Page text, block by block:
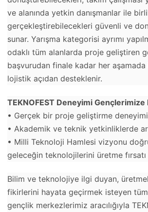
ve alanında yetkin danışmanlar ile
gerçekleştirebilecekleri güvenli ve
sunar. Yarışma kategorisi ayrımı
odaklı tüm alanlarda proje geliştiren
başvurudan finale kadar her
lojistik açıdan desteklenir.
TEKNOFEST Deneyimi Gençlerimize
• Gerçek bir proje geliştirme deneyimi
• Akademik ve teknik yetkinliklerde
• Milli Teknoloji Hamlesi vizyonu
geleceğin teknolojilerini üretme fırsatı
Bilim ve teknolojiye ilgi duyan,
fikirlerini hayata geçirmek isteyen
gençlik merkezlerimiz aracılığıyla